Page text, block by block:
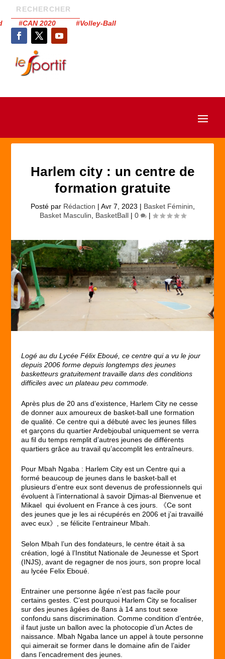
#CAN 2020 #Volley-Ball
Harlem city : un centre de
formation gratuite
Posté par Rédaction | Avr 7, 2023 | Basket Féminin
Basket Masculin
BasketBall| 0 |
Logé au du Lycée Félix Eboué, ce centre qui a vu le jour
depuis 2006 forme depuis longtemps des jeunes
basketteursgratuitementtravaille dans des conditions
difficiles avec un plateau peu commode.
Après plus de 20 ans d’existence, Harlem City ne cesse
de donner aux amoureux de basket-ball une formation
de qualité. Ce centre qui a débuté avec les jeunes filles
et garçons du quartier Ardebjoubal uniquement se verra
au fil du temps remplit d’autres jeunes de différents
quartiers grâce au travail qu’accomplit les entraîneurs.
Pour Mbah Ngaba : Harlem City est un Centre qui a
formé beaucoup de jeunes dans le basket-ball et
plusieurs d’entre eux sont devenus de professionnels qui
évoluent à l’international à savoir Djimas-al Bienvenue et
Mikael qui évoluent en France à ces jours. 《Ce sont
des jeunes que je les ai récupérés en 2006 et j’ai travaillé
avec eux》, se félicite l’entraineur Mbah.
Selon Mbah l’un des fondateurs, le centre était à sa
création, logé à l’Institut Nationale de Jeunesse et Sport
(INJS), avant de regagner de nos jours, son propre local
au lycée Felix Eboué.
Entrainer une personne âgée n’est pas facile pour
certains gestes. C’est pourquoi Harlem City se focaliser
sur des jeunes âgées de 8ans à 14 ans tout sexe
confondu sans discrimination. Comme condition d’entrée,
il faut juste un ballon avec la photocopie d’un Actes de
naissance. Mbah Ngaba lance un appel à toute personne
qui aimerait se former dans le domaine afin de l’aider
dans l’encadrement des jeunes.